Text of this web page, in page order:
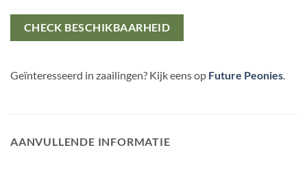
CHECK BESCHIKBAARHEID
Geïnteresseerd in zaailingen? Kijk eens op Future Peonies
AANVULLENDE INFORMATIE